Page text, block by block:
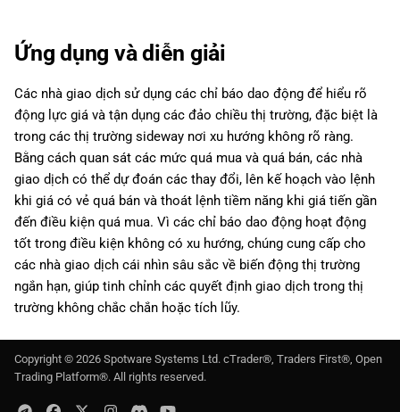
Ứng dụng và diễn giải
Các nhà giao dịch sử dụng các chỉ báo dao động để hiểu rõ
động lực giá và tận dụng các đảo chiều thị trường, đặc biệt là
trong các thị trường sideway nơi xu hướng không rõ ràng.
Bằng cách quan sát các mức quá mua và quá bán, các nhà
giao dịch có thể dự đoán các thay đổi, lên kế hoạch vào lệnh
khi giá có vẻ quá bán và thoát lệnh tiềm năng khi giá tiến gần
đến điều kiện quá mua. Vì các chỉ báo dao động hoạt động
tốt trong điều kiện không có xu hướng, chúng cung cấp cho
các nhà giao dịch cái nhìn sâu sắc về biến động thị trường
ngắn hạn, giúp tinh chỉnh các quyết định giao dịch trong thị
trường không chắc chắn hoặc tích lũy.
Copyright © 2026 Spotware Systems Ltd. cTrader®, Traders First®, Open
Trading Platform®. All rights reserved.